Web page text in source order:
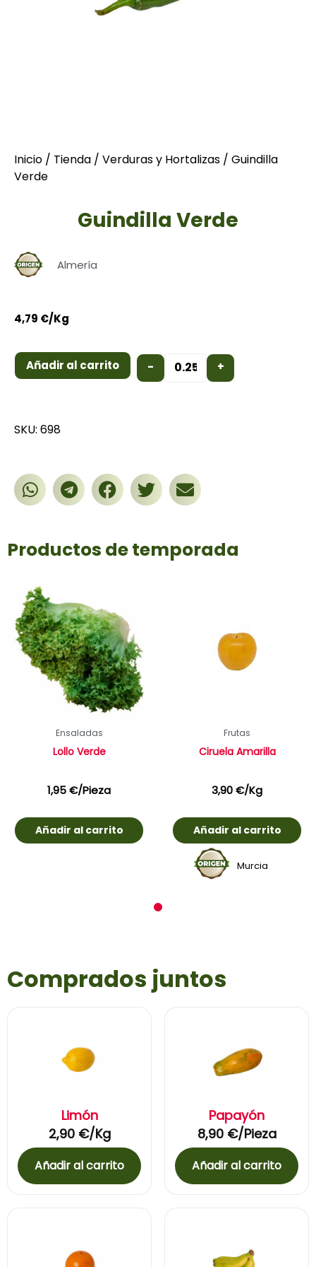
Inicio / Tienda / Verduras y Hortalizas / Guindilla
Verde
Guindilla Verde
Almería
4,79 €/Kg
- +
Añadir al carrito
SKU: 698
Productos de temporada
Ensaladas
Lollo Verde
1,95€/Pieza
Añadir al carrito
Frutas
Ciruela Amarilla
3,90€/Kg
Añadir al carrito
Murcia
Comprados juntos
Limón
2,90 €/Kg
Añadir al carrito
Papayón
8,90 €/Pieza
Añadir al carrito